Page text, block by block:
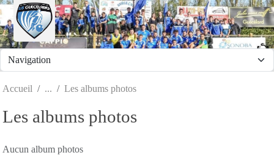
Accueil Les albums photos
Les albums photos
Aucun album photos
Panneau de gestion des cookies